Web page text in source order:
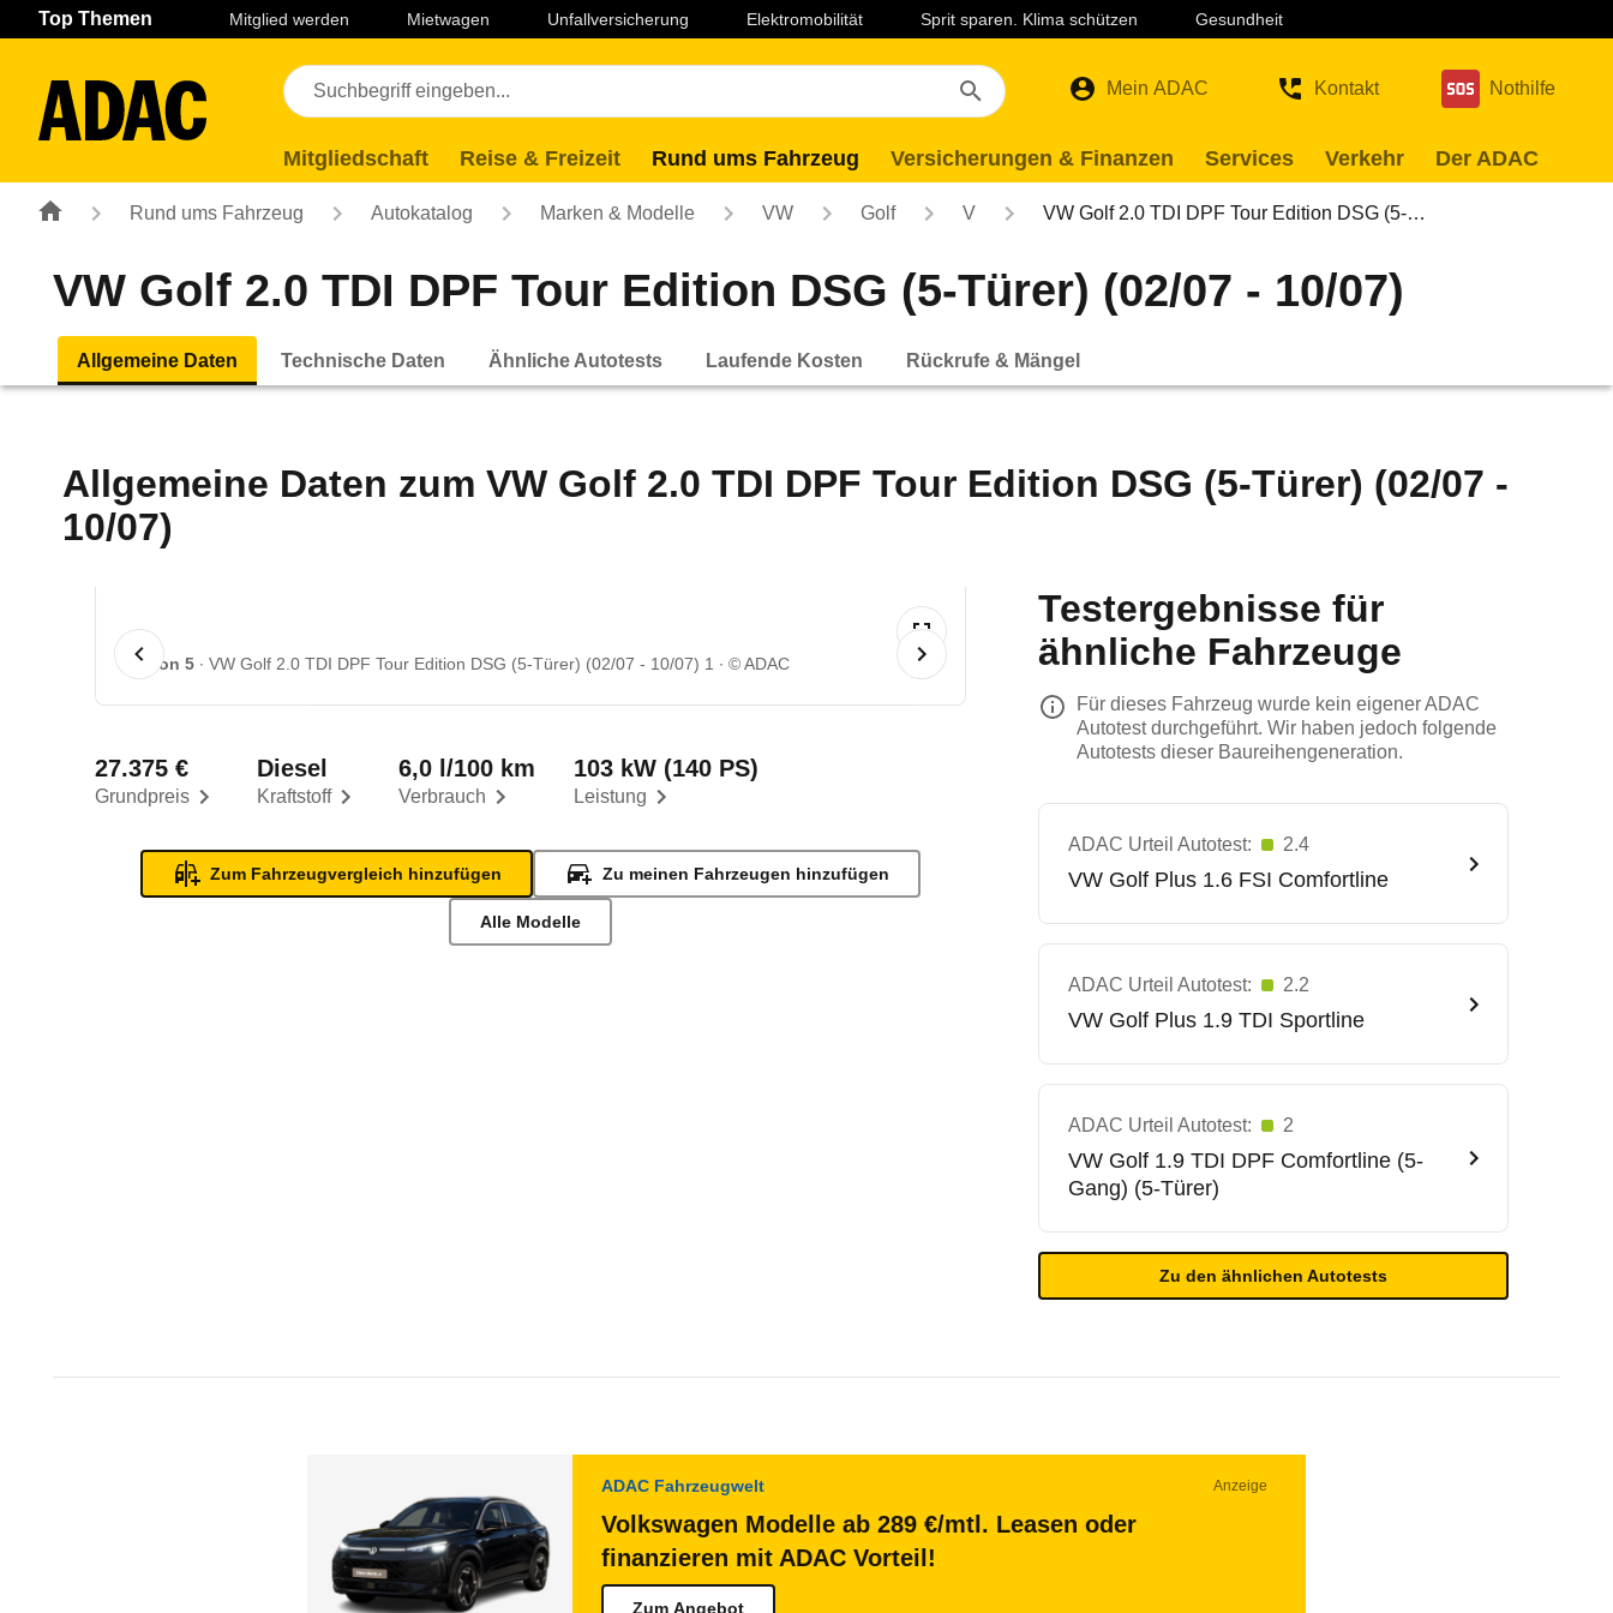
Navigation Seiteninhalt Fußzeile
Top Themen Mitglied werden Mietwagen Unfallversicherung Elektromobilität Sprit sparen. Klima schützen Gesundheit
Mein ADAC Kontakt Nothilfe
Mitgliedschaft Reise & Freizeit Rund ums Fahrzeug Versicherungen & Finanzen Services Verkehr Der ADAC
Rund ums Fahrzeug Autokatalog Marken & Modelle VW Golf V VW Golf 2.0 TDI DPF Tour Edition DSG (5-…
VW Golf 2.0 TDI DPF Tour Edition DSG (5-Türer) (02/07 - 10/07)
Allgemeine Daten Technische Daten Ähnliche Autotests Laufende Kosten Rückrufe & Mängel
Allgemeine Daten zum VW Golf 2.0 TDI DPF Tour Edition DSG (5-Türer) (02/07 -
10/07)
1 von 5 VW Golf 2.0 TDI DPF Tour Edition DSG (5-Türer) (02/07 - 10/07) 1 © ADAC
Grundpreis
27.375 €
Kraftstoff
Diesel
Verbrauch
6,0 l/100 km
Leistung
103 kW (140 PS)
Zum Fahrzeugvergleich hinzufügen Zu meinen Fahrzeugen hinzufügen
Alle Modelle
Testergebnisse für
ähnliche Fahrzeuge
Für dieses Fahrzeug wurde kein eigener ADAC
Autotest durchgeführt. Wir haben jedoch folgende
Autotests dieser Baureihengeneration.
ADAC Urteil Autotest: 2.4
VW Golf Plus 1.6 FSI Comfortline
ADAC Urteil Autotest: 2.2
VW Golf Plus 1.9 TDI Sportline
ADAC Urteil Autotest: 2
VW Golf 1.9 TDI DPF Comfortline (5-
Gang) (5-Türer)
Zu den ähnlichen Autotests
ADAC Fahrzeugwelt Anzeige
Volkswagen Modelle ab 289 €/mtl. Leasen oder
finanzieren mit ADAC Vorteil!
Zum Angebot